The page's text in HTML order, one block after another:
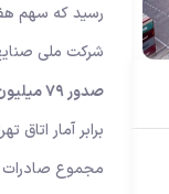
رسید که سهم
شرکت ملی صنایع مس ایران آمار داد: سال ۹۸ ارزش
صدور ۷۹ میلیون دلاری اقلام معدنی
برابر آمار اتاق تهران، ۹ ماهه امسال ارزش صادرات نمک، گوگرد، خاک و سنگ، گچ، آهک و سیمان به رقم
مجموع صادرات ایران در ۹ ماهه ۹۹ به چین ۶ میلیارد و ۴۰۰ میلیون دلار بود و